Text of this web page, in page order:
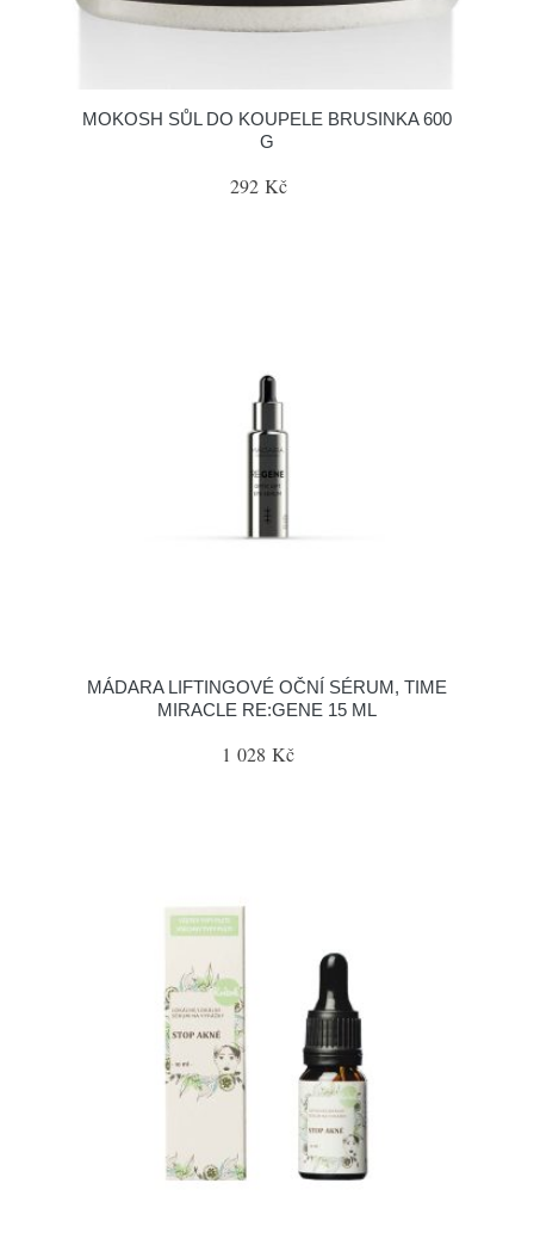
MOKOSH SŮL DO KOUPELE BRUSINKA 600
G
292 Kč
MÁDARA LIFTINGOVÉ OČNÍ SÉRUM, TIME
MIRACLE RE:GENE 15 ML
1 028 Kč